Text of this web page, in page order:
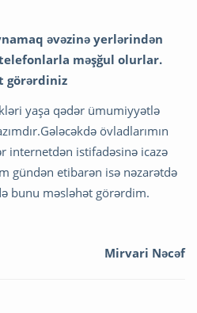
əvəzinə yerlərindən
məşğul olurlar.
görərdiniz
yaşa qədər ümumiyyətlə
övladlarımın
internetdən istifadəsinə icazə
gündən etibarən isə nəzarətdə
bunu məsləhət görərdim.
Mirvari Nəcəf